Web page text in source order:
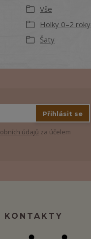
Vše
Holky 0–2 roky
Šaty
Přihlásit se
údajů za účelem
KONTAKTY